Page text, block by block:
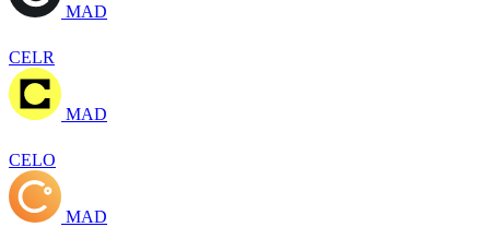
MAD
CELR
MAD
CELO
MAD